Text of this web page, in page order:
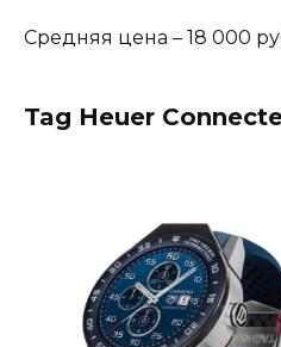
Средняя цена – 18 000
Tag Heuer